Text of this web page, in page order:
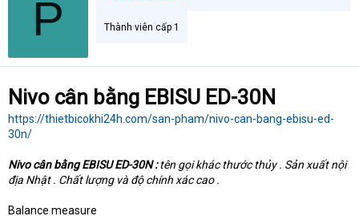
P Thành viên cấp 1
Nivo cân bằng EBISU ED-30N
https://thietbicokhi24h.com/san-pham/nivo-can-bang-ebisu-ed-
30n/
Nivo cân bằng EBISU ED-30N :tên gọi khác thước thủy . Sản xuất nội
địa Nhật . Chất lượng và độ chính xác cao .
Balance measure